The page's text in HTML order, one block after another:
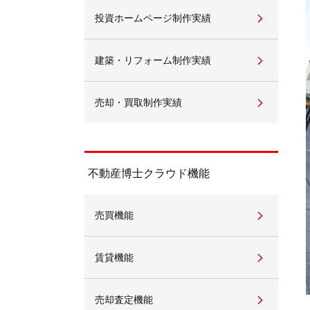
不動産動画制作事例 動画配信サイ
投資ホームページ制作実績
建築・リフォーム制作実績
売却・買取制作実績
不動産博士クラウド機能
売買機能
賃貸機能
売却査定機能